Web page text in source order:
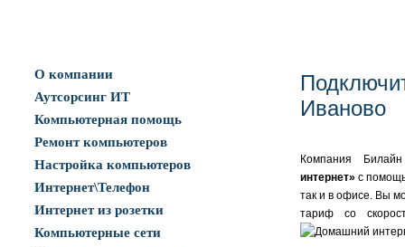
О компании
Аутсорсинг ИТ
Компьютерная помощь
Ремонт компьютеров
Настройка компьютеров
Интернет\Телефон
Интернет из розетки
Компьютерные сети
Иваново
Компания
интернет» с
так и в офисе. Вы
тариф со